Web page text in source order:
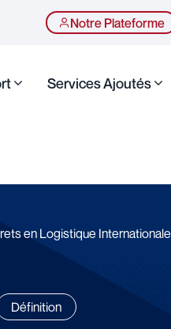
Notre Plateforme
Services Ajoutés
en Logistique Internationale
Définition